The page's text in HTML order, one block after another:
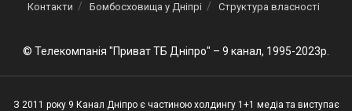
Контакти
Бомбосховища у Дніпрі Структура власності
© Телекомпанія "Приват ТБ Дніпро" – 9 канал, 1995-2023р.
З 2011 року 9 Канал Дніпро є частиною холдингу 1+1 медіа та виступає